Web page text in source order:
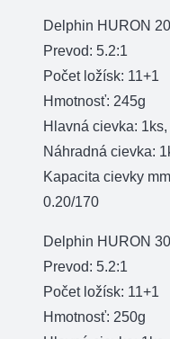
Delphin HURON 20
Prevod: 5.2:1
Počet ložísk: 11+1
Hmotnosť: 245g
Hlavná cievka:
Náhradná cievka:
Kapacita cievky
0.20/170
Delphin HURON 30
Prevod: 5.2:1
Počet ložísk: 11+1
Hmotnosť: 250g